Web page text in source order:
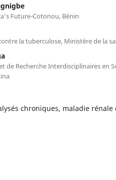
Future-Cotonou, Bénin
la tuberculose, Ministère de la
Recherche Interdisciplinaires en
chroniques, maladie rénale